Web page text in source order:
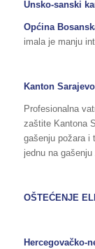
Unsko-sanski
Općina
imala je manju
Kanton Sarajevo
Profesionalna
zaštite Kantona
gašenju požara i
jednu na
OŠTEĆENJE
Hercegovačko-